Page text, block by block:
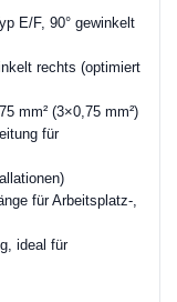
E/F, 90° gewinkelt
rechts (optimiert
mm² (3×0,75 mm²)
für
für Arbeitsplatz-,
ideal für